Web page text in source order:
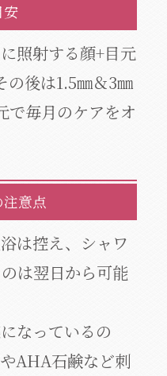
安
照射する顔+目元
の後は1.5㎜＆3㎜
で毎月のケアをオ
意点
は控え、シャワ
は翌日から可能
なっているの
AHA石鹸など刺